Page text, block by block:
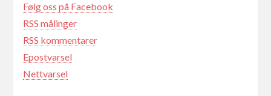
Følg oss på Facebook
RSS målinger
RSS kommentarer
Epostvarsel
Nettvarsel